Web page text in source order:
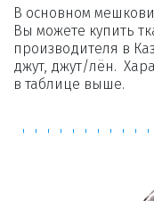
В основном
Вы можете купить
производителя в
джут, джут/лён.
в таблице выше.